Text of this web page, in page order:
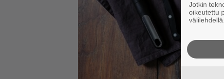
Jotkin
oikeutettu
välilehdellä.